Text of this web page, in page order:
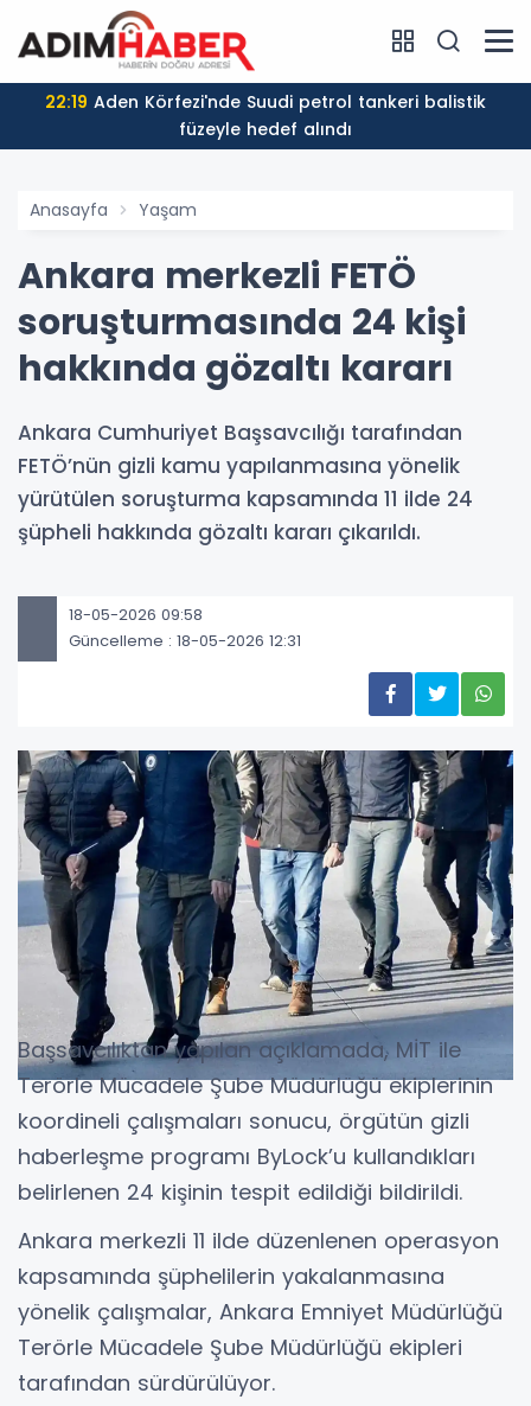
22:19
füzeyle hedef alındı
Anasayfa Yaşam
Ankara merkezli FETÖ
soruşturmasında 24 kişi
hakkında gözaltı kararı
Ankara Cumhuriyet Başsavcılığı tarafından
FETÖ’nün gizli kamu yapılanmasına yönelik
yürütülen soruşturma kapsamında 11 ilde 24
şüpheli hakkında gözaltı kararı çıkarıldı.
18-05-2026 09:58
Güncelleme : 18-05-2026 12:31
Başsavcılıktan yapılan açıklamada, MİT ile
Terörle Mücadele Şube Müdürlüğü ekiplerinin
koordineli çalışmaları sonucu, örgütün gizli
haberleşme programı ByLock’u kullandıkları
belirlenen 24 kişinin tespit edildiği bildirildi.
Ankara merkezli 11 ilde düzenlenen operasyon
kapsamında şüphelilerin yakalanmasına
yönelik çalışmalar, Ankara Emniyet Müdürlüğü
Terörle Mücadele Şube Müdürlüğü ekipleri
tarafından sürdürülüyor.